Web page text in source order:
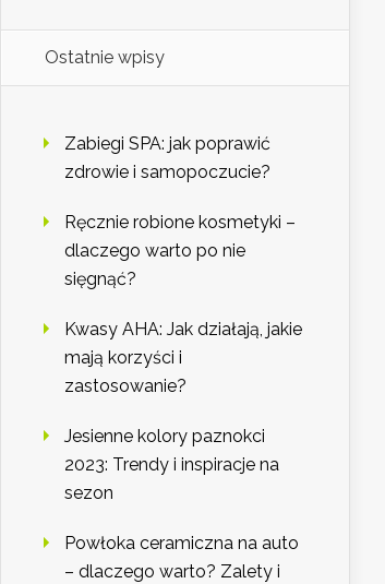
Ostatnie wpisy
Zabiegi SPA: jak poprawić
zdrowie i samopoczucie?
Ręcznie robione kosmetyki –
dlaczego warto po nie
sięgnąć?
Kwasy AHA: Jak działają, jakie
mają korzyści i
zastosowanie?
Jesienne kolory paznokci
2023: Trendy i inspiracje na
sezon
Powłoka ceramiczna na auto
– dlaczego warto? Zalety i